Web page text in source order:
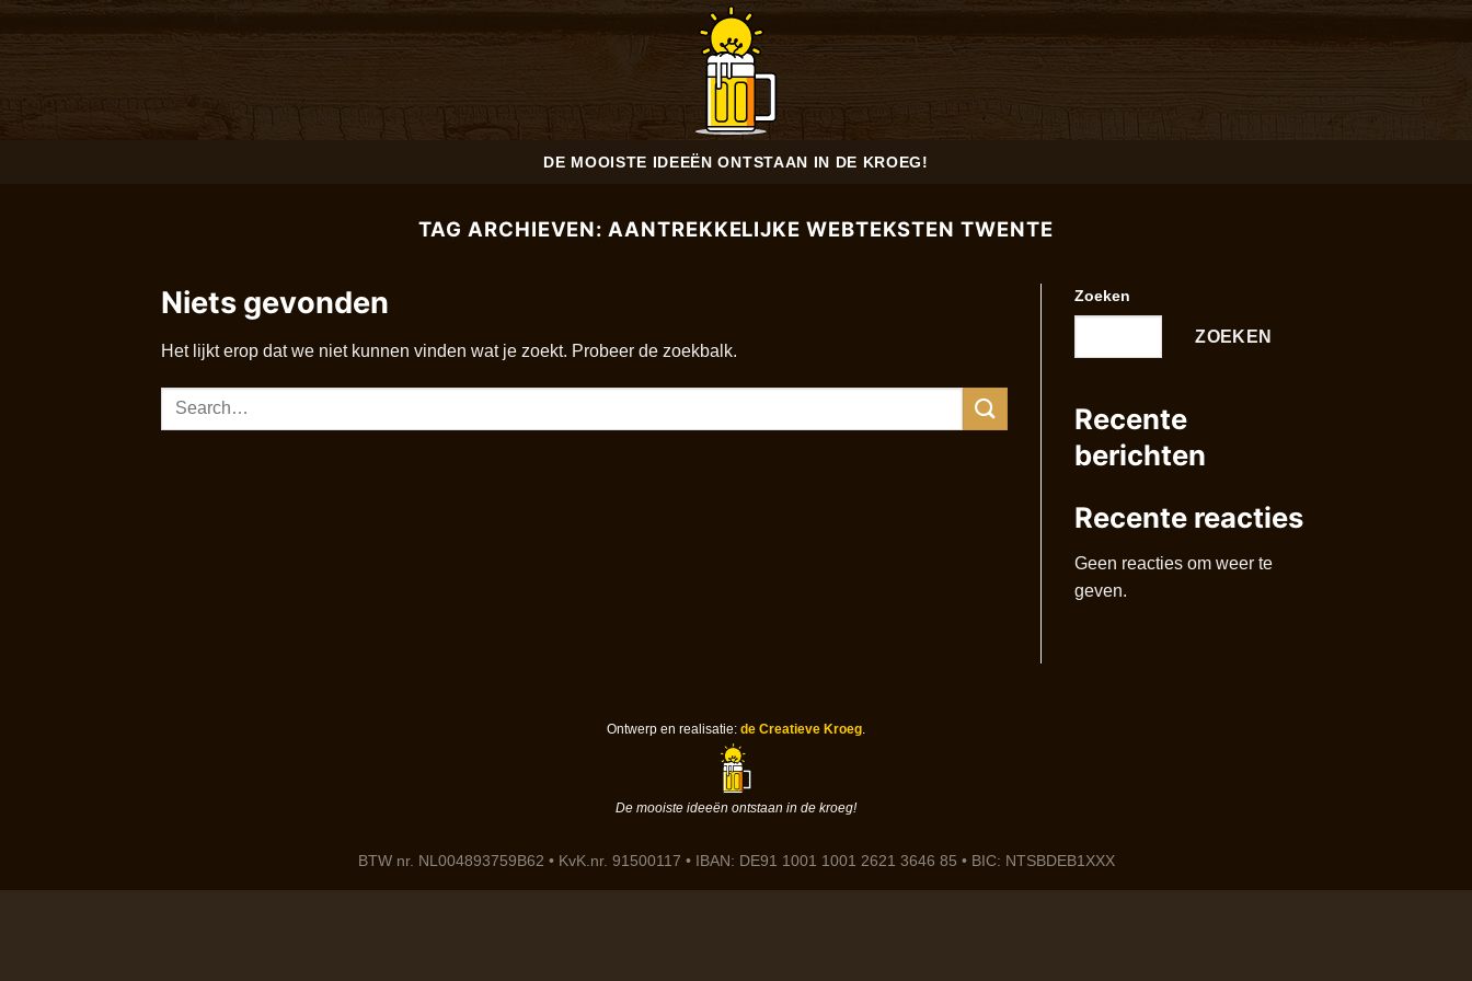
DE MOOISTE IDEEËN ONTSTAAN IN DE KROEG!
TAG ARCHIEVEN: AANTREKKELIJKE WEBTEKSTEN TWENTE
Niets gevonden
Het lijkt erop dat we niet kunnen vinden wat je zoekt. Probeer de zoekbalk.
Zoeken
ZOEKEN
Recente
berichten
Recente reacties
Geen reacties om weer te
geven.
Ontwerp en realisatie: de Creatieve Kroeg
De mooiste ideeën ontstaan in de kroeg!
BTW nr. NL004893759B62 • KvK.nr. 91500117 • IBAN: DE91 1001 1001 2621 3646 85 • BIC: NTSBDEB1XXX